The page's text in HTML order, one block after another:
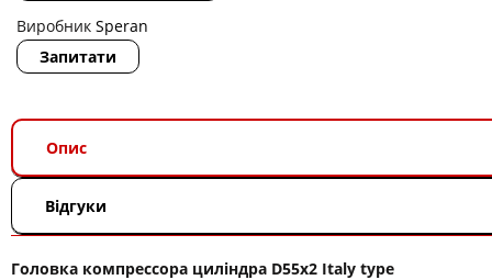
Виробник Speran
Запитати
Опис
Відгуки
Головка компрессора циліндра D55х2 Italy type